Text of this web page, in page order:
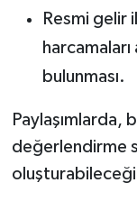
Resmi gelir
bulunması.
Paylaşımlarda,
değerlendirme